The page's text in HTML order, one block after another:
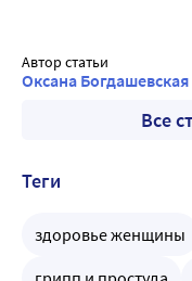
Автор статьи
Оксана Богдашевская
Все
Теги
здоровье женщины